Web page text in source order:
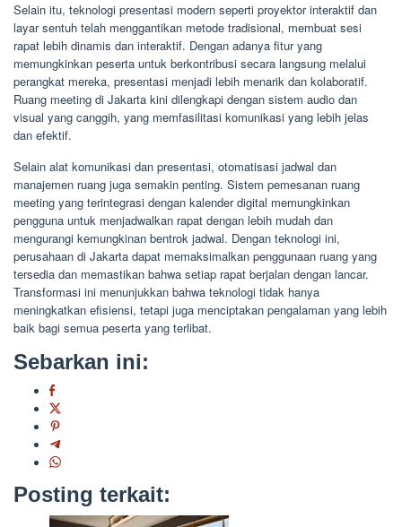
Selain itu, teknologi presentasi modern seperti proyektor interaktif dan
layar sentuh telah menggantikan metode tradisional, membuat sesi
rapat lebih dinamis dan interaktif. Dengan adanya fitur yang
memungkinkan peserta untuk berkontribusi secara langsung melalui
perangkat mereka, presentasi menjadi lebih menarik dan kolaboratif.
Ruang meeting di Jakarta kini dilengkapi dengan sistem audio dan
visual yang canggih, yang memfasilitasi komunikasi yang lebih jelas
dan efektif.
Selain alat komunikasi dan presentasi, otomatisasi jadwal dan
manajemen ruang juga semakin penting. Sistem pemesanan ruang
meeting yang terintegrasi dengan kalender digital memungkinkan
pengguna untuk menjadwalkan rapat dengan lebih mudah dan
mengurangi kemungkinan bentrok jadwal. Dengan teknologi ini,
perusahaan di Jakarta dapat memaksimalkan penggunaan ruang yang
tersedia dan memastikan bahwa setiap rapat berjalan dengan lancar.
Transformasi ini menunjukkan bahwa teknologi tidak hanya
meningkatkan efisiensi, tetapi juga menciptakan pengalaman yang lebih
baik bagi semua peserta yang terlibat.
Sebarkan ini:
Posting terkait: